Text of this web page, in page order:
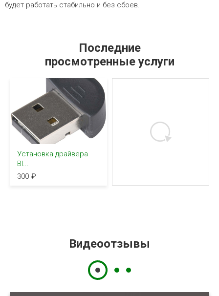
будет работать стабильно и без сбоев.
Последние
просмотренные услуги
Установка драйвера
Bl...
300
Видеоотзывы